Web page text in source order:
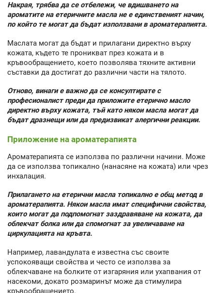
Накрая, трябва да се отбележи, че вдишването на
ароматите на етеричните масла не е единственият начин,
по който те могат да бъдат използвани в ароматерапията.
Маслата могат да бъдат и прилагани директно върху
кожата, където те проникват през кожата и в
кръвообращението, което позволява тяхните активни
съставки да достигат до различни части на тялото.
Отново, винаги е важно да се консултирате с
професионалист преди да приложите етерично масло
директно върху кожата, тъй като някои масла могат да
бъдат дразнещи или да предизвикат алергични реакции.
Приложение на ароматерапията
Ароматерапията се използва по различни начини. Може
да се използва топикално (нанасяне на кожата) или чрез
инхалация.
Прилагането на етерични масла топикално е общ метод в
ароматерапията. Някои масла имат специфични свойства,
които могат да подпомогнат заздравяване на кожата, да
облекчат болка или да спомогнат за увеличаване на
циркулацията на кръвта.
Например, лавандулата е известна със своите
успокояващи свойства и често се използва за
облекчаване на болките от изгаряния или ухапвания от
насекоми, докато розмаринът може да стимулира
кръвообращението.